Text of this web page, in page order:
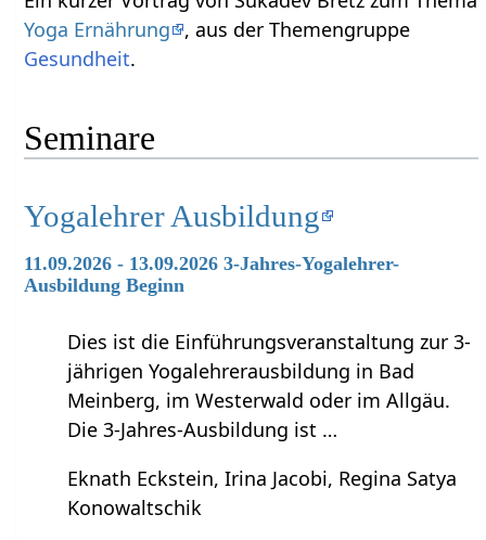
Yoga Ernährung
, aus der Themengruppe
Gesundheit.
Seminare
Yogalehrer Ausbildung
11.09.2026 - 13.09.2026 3-Jahres-Yogalehrer-
Ausbildung Beginn
Dies ist die Einführungsveranstaltung zur 3-
jährigen Yogalehrerausbildung in Bad
Meinberg, im Westerwald oder im Allgäu.
Die 3-Jahres-Ausbildung ist …
Eknath Eckstein, Irina Jacobi, Regina Satya
Konowaltschik